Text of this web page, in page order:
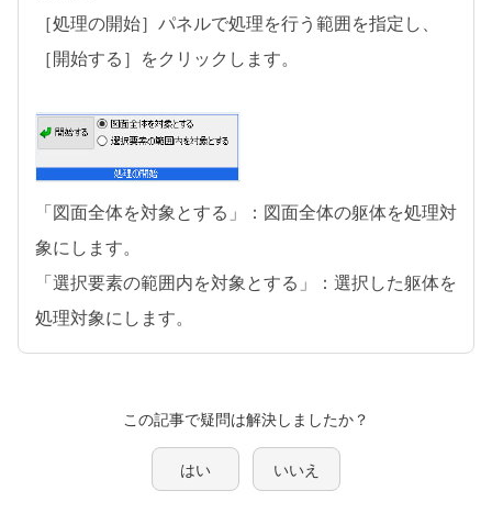
［処理の開始］パネルで処理を行う範囲を指定し、
［開始する］をクリックします。
「図面全体を対象とする」：図面全体の躯体を処理対
象にします。
「選択要素の範囲内を対象とする」：選択した躯体を
処理対象にします。
この記事で疑問は解決しましたか？
はい いいえ